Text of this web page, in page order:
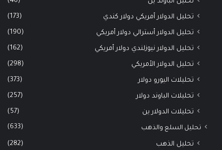
تحليل الدولار أمريكي دولار كندي (173)
تحليل الدولار أسترالي دولار أمريكي (190)
تحليل الدولار نيوزلندي دولار أمريكي (162)
تحليل الدولار الأمريكي (298)
تحليلات اليورو دولار (373)
تحليلات الباوند دولار (257)
تحليلات الدولار ين (57)
تحليل السلع والذهب (633)
تحليل الذهب (282)